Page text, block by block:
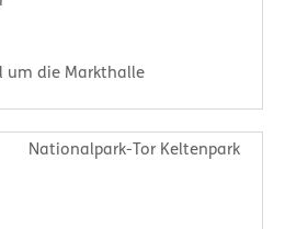
um die Markthalle
Nationalpark-Tor Keltenpark